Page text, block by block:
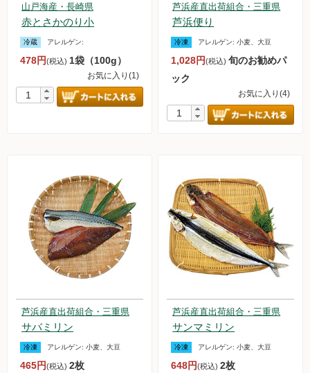
山戸海産・長崎県
赤とさかのり小
冷蔵 アレルゲン:
478円(税込) 1袋（100g）
お気に入り(1)
芦浜産直出荷組合・三重県
芦浜便り
冷凍 アレルゲン:小麦、大豆
1,028円(税込)旬のお勧めパ
ック
お気に入り(4)
芦浜産直出荷組合・三重県
サバミリン
冷凍 アレルゲン: 小麦、大豆
465円(税込) 2枚
芦浜産直出荷組合・三重県
サンマミリン
冷凍 アレルゲン:小麦、大豆
648円(税込)2枚